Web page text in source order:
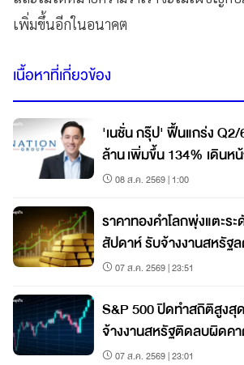
เพิ่มขึ้นอีกในอนาคต
เนื้อหาที่เกี่ยวข้อง
'เนชั่น กรุ๊ป' ฟื้นแกร่ง
ล้าน เพิ่มขึ้น 134% เดินห
เต็มรูปแบบ
08 ส.ค. 2569 | 1:00
ราคาทองคำโลกพุ่งแตะร
สัปดาห์ รับจ้างงานสหรัฐ
07 ส.ค. 2569 | 23:51
S&P 500 ปิดทำสถิติสูงสุ
จ้างงานสหรัฐติดลบผิดค
07 ส.ค. 2569 | 23:01